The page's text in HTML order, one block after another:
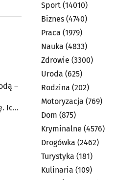
–
Ich
Sport (14010)
Biznes (4740)
Praca (1979)
Nauka (4833)
Zdrowie (3300)
Uroda (625)
Rodzina (202)
Motoryzacja (769)
Dom (875)
Kryminalne (4576)
Drogówka (2462)
Turystyka (181)
Kulinaria (109)